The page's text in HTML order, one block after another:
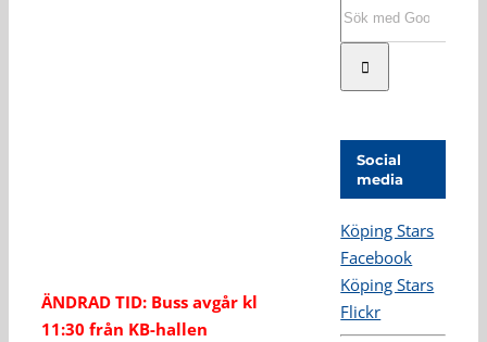
ÄNDRAD TID: Buss avgår kl
11:30 från KB-hallen
Social
media
Köping Stars
Facebook
Köping Stars
Flickr